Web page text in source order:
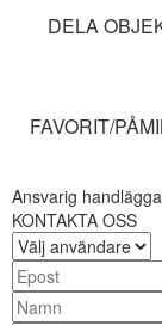
DELA
FAVORIT/
Ansvarig
KONTAKTA OSS